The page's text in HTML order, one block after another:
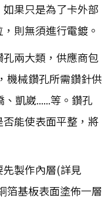
果只是為了卡外部
則無須進行電鍍。
兩大類，供應商包
機械鑽孔所需鑽針供
凱崴......等。鑽孔
能使表面平整，將
製作內層(詳見
箔基板表面塗佈一層